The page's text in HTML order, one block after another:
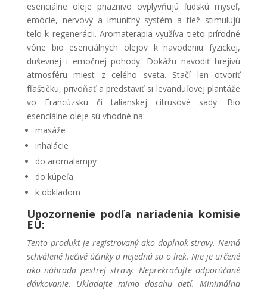
esenciálne oleje priaznivo ovplyvňujú ľudskú myseľ,
emócie, nervový a imunitný systém a tiež stimulujú
telo k regenerácii. Aromaterapia využíva tieto prírodné
vône bio esenciálnych olejov k navodeniu fyzickej,
duševnej i emočnej pohody. Dokážu navodiť hrejivú
atmosféru miest z celého sveta. Stačí len otvoriť
fľaštičku, privoňať a predstaviť si levanduľovej plantáže
vo Francúzsku či talianskej citrusové sady. Bio
esenciálne oleje sú vhodné na:
masáže
inhalácie
do aromalampy
do kúpeľa
k obkladom
Upozornenie podľa nariadenia komisie
EÚ:
Tento produkt je registrovaný ako doplnok stravy. Nemá
schválené liečivé účinky a nejedná sa o liek. Nie je určené
ako náhrada pestrej stravy. Neprekračujte odporúčané
dávkovanie. Ukladajte mimo dosahu detí. Minimálna